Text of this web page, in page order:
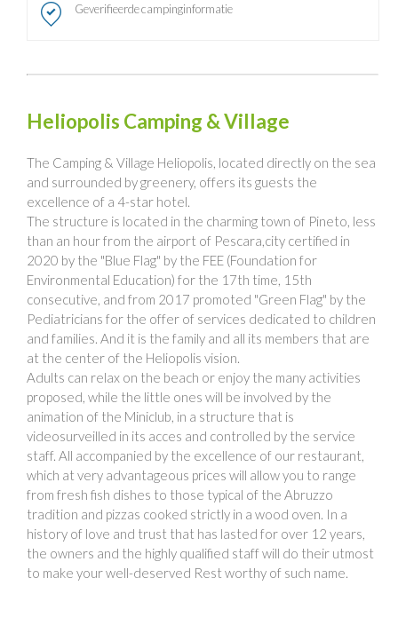
Geverifieerde campinginformatie
Heliopolis Camping & Village
The Camping & Village Heliopolis, located directly on the sea
and surrounded by greenery, offers its guests the
excellence of a 4-star hotel.
The structure is located in the charming town of Pineto, less
than an hour from the airport of Pescara,city certified in
2020 by the "Blue Flag" by the FEE (Foundation for
Environmental Education) for the 17th time, 15th
consecutive, and from 2017 promoted "Green Flag" by the
Pediatricians for the offer of services dedicated to children
and families. And it is the family and all its members that are
at the center of the Heliopolis vision.
Adults can relax on the beach or enjoy the many activities
proposed, while the little ones will be involved by the
animation of the Miniclub, in a structure that is
videosurveilled in its acces and controlled by the service
staff. All accompanied by the excellence of our restaurant,
which at very advantageous prices will allow you to range
from fresh fish dishes to those typical of the Abruzzo
tradition and pizzas cooked strictly in a wood oven. In a
history of love and trust that has lasted for over 12 years,
the owners and the highly qualified staff will do their utmost
to make your well-deserved Rest worthy of such name.